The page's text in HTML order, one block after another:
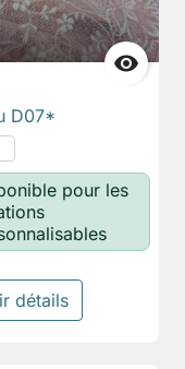

D07*
pour les
détails